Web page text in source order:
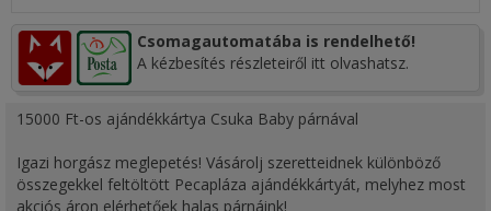
Csomagautomatába is rendelhető!
A kézbesítés részleteiről itt olvashatsz.
15000 Ft-os ajándékkártya Csuka Baby párnával
Igazi horgász meglepetés! Vásárolj szeretteidnek különböző
összegekkel feltöltött Pecapláza ajándékkártyát, melyhez most
akciós áron elérhetőek halas párnáink!